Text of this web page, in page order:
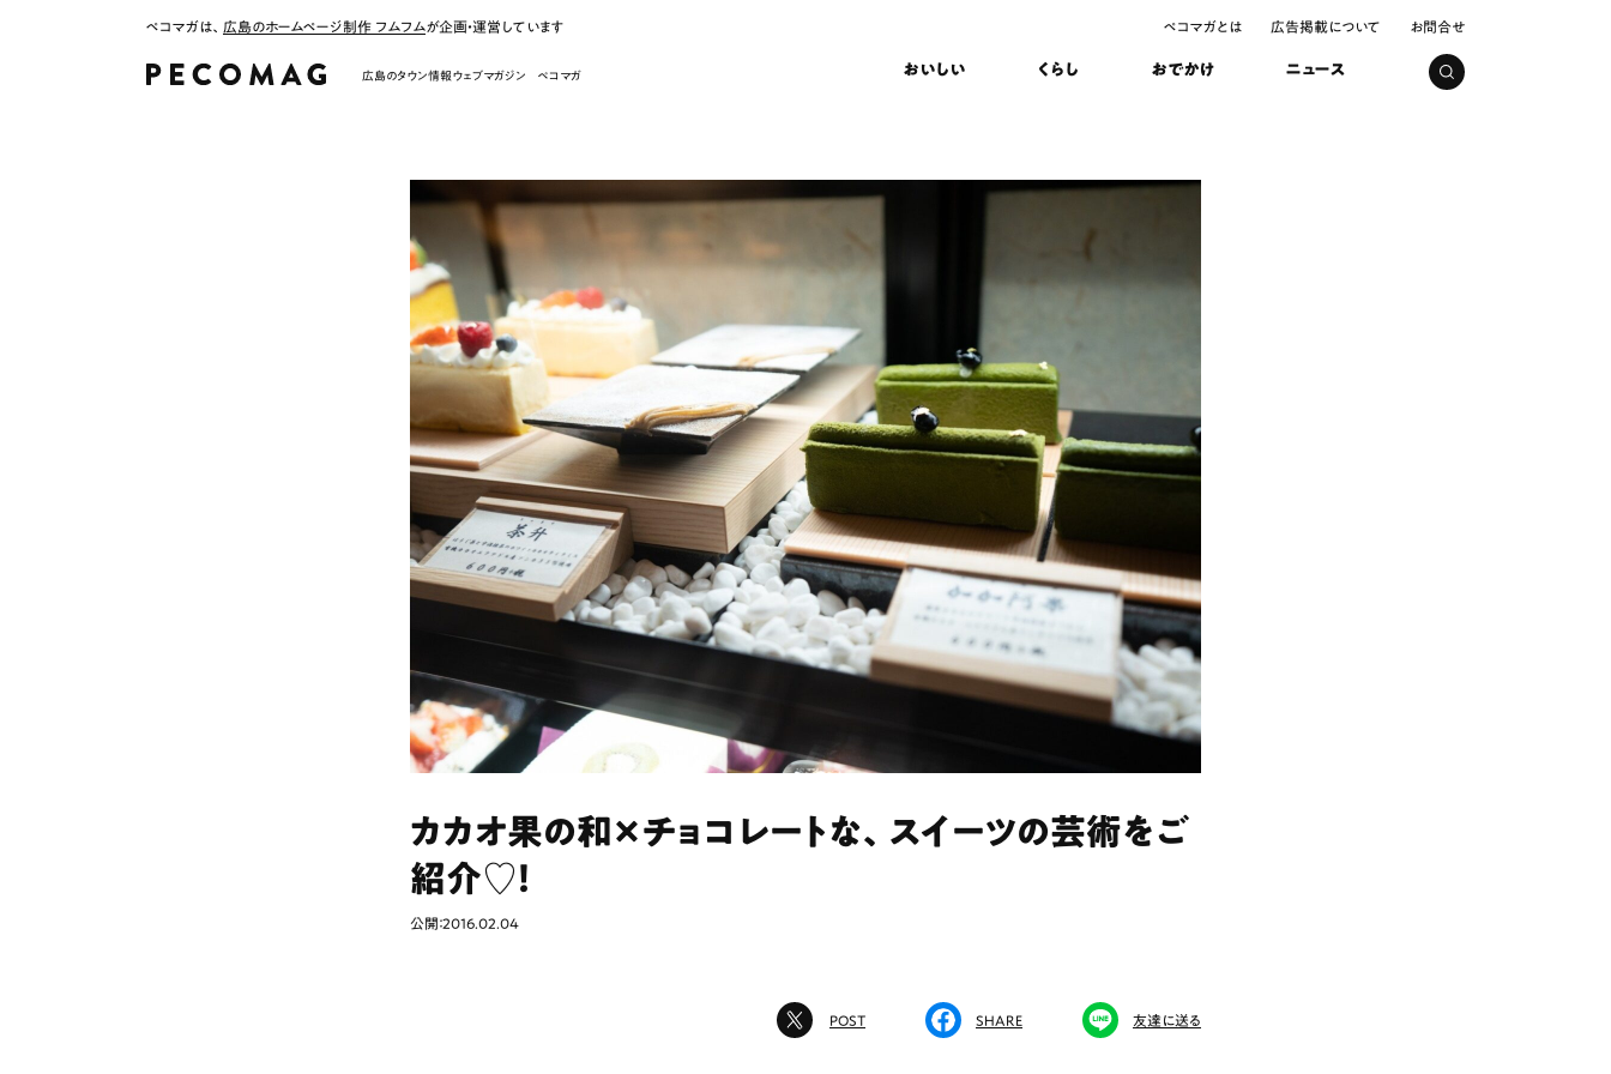
ペコマガは、 広島のホームページ制作 フムフムが企画・運営しています ペコマガとは 広告掲載について お問合せ
広島のタウン情報ウェブマガジン ペコマガ おいしい くらし おでかけ ニュース
カカオ果の和×チョコレートな、スイーツの芸術をご
紹介♡！
公開：2016.02.04
POST SHARE 友達に送る